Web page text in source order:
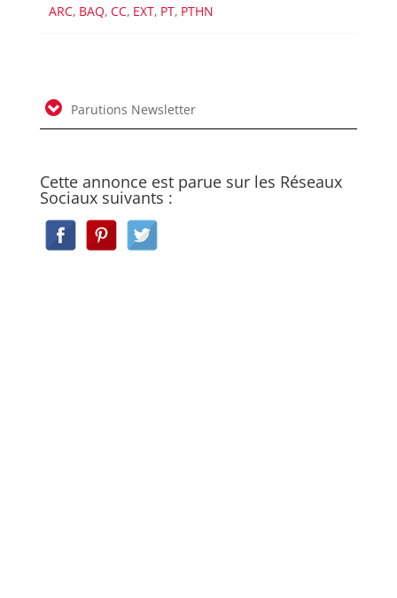
ARC, BAQ, CC, EXT, PT, PTHN
Parutions Newsletter
Cette annonce est parue sur les Réseaux
Sociaux suivants :